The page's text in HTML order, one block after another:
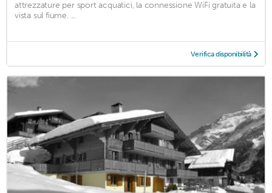
attrezzature per sport acquatici, la connessione WiFi gratuita e la
vista sul fiume. ...
Verifica disponibilità